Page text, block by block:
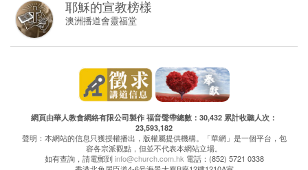
耶穌的宣教榜樣
澳洲播道會靈福堂
網頁由華人教會網絡有限公司製作 福音聲帶總數：30,432 累計收聽人次：
23,593,182
聲明：本網站的信息只獲授權播出，版權屬提供機構。「華網」是一個平台，包
容各宗派觀點，但並不代表本網站立場。
如有查詢，請電郵到info@church.com.hk 電話：(852) 5721 0338